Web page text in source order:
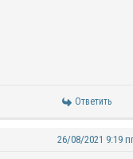
Ответить
26/08/2021 9:19